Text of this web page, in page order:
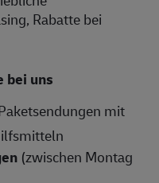
Rabatte bei
bei uns
mit
(zwischen Montag